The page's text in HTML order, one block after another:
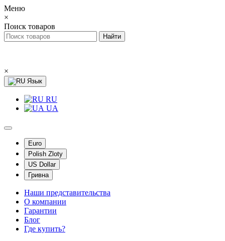
Меню
×
Поиск товаров
×
Язык
RU
UA
Euro
Polish Zloty
US Dollar
Гривна
Наши представительства
О компании
Гарантии
Блог
Где купить?